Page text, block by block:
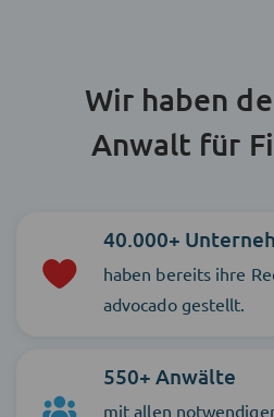
Wir haben
Anwalt für
40.000+
haben bereits ihre
advocado gestellt.
550+ Anwälte
mit allen